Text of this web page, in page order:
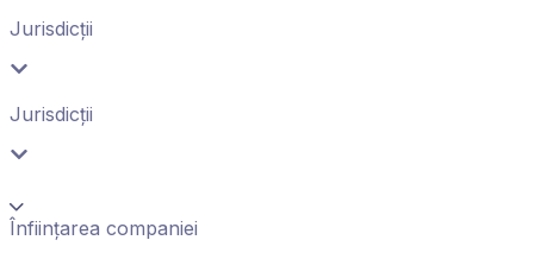
Jurisdicții
Jurisdicții
Înființarea companiei